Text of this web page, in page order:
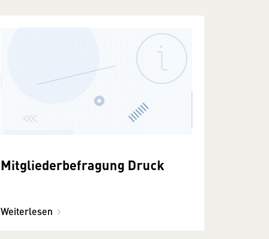
Mitgliederbefragung Druck
Weiterlesen